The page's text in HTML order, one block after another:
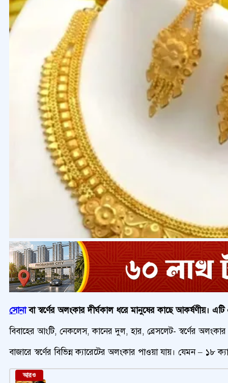
সোনাবা স্বর্ণের অলংকার দীর্ঘকাল ধরে মানুষের কাছে আকর্ষণীয়।
বিবাহের আংটি, নেকলেস, কানের দুল, হার, ব্রেসলেট- স্বর্ণের
বাজারে স্বর্ণের বিভিন্ন ক্যারেটের অলংকার পাওয়া যায়। যেমন – ১৮
আরও